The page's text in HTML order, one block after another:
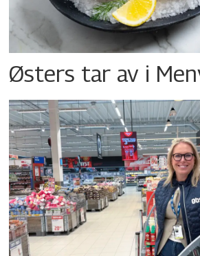
Østers tar av i